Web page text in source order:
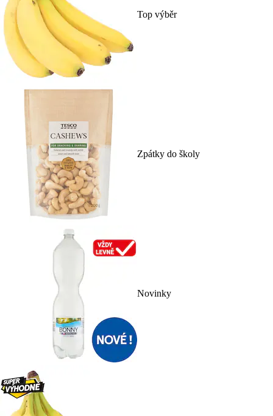
Top výběr
Zpátky do školy
Novinky